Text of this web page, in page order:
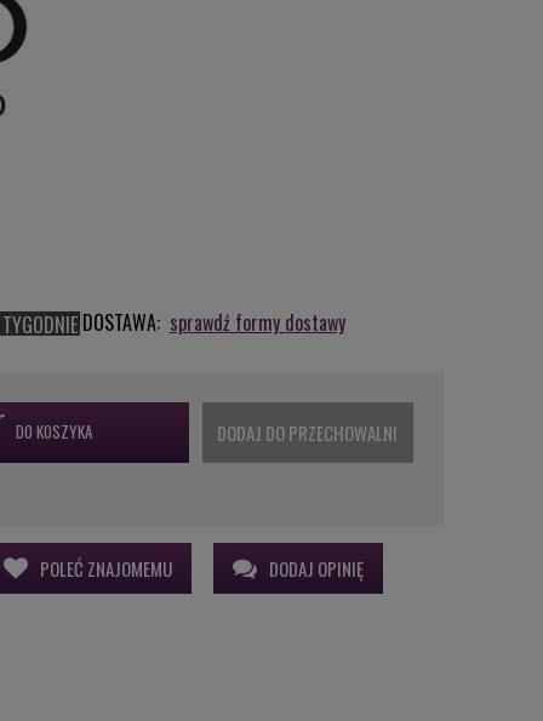
DOSTAWA: sprawdź formy dostawy
DO KOSZYKA DODAJ DO PRZECHOWALNI
POLEĆ ZNAJOMEMU DODAJ OPINIĘ